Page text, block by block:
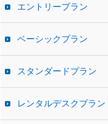
エントリープラン
ベーシックプラン
スタンダードプラン
レンタルデスクプラン